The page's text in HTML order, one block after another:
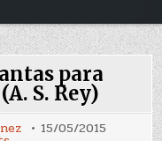
para
S. Rey)
15/05/2015